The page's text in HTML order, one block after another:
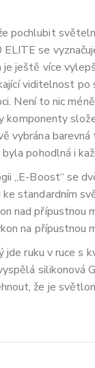
pochlubit
se
ještě více
viditelnost
Není to nic
komponenty
vybrána
pohodlná i
„E-Boost“ se
standardním
nad přípustnou
na přípustnou
ruku v ruce s
silikonová
že je